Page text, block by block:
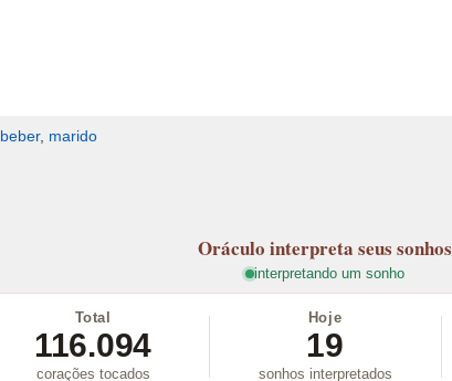
beber, marido
Oráculo interpreta seus sonhos
interpretando um sonho
Total
116.094
corações tocados
Hoje
19
sonhos interpretados